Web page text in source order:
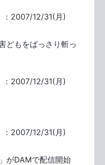
：2007/12/31(月)
どもをばっさり斬っ
：2007/12/31(月)
：2007/12/31(月)
がDAMで配信開始